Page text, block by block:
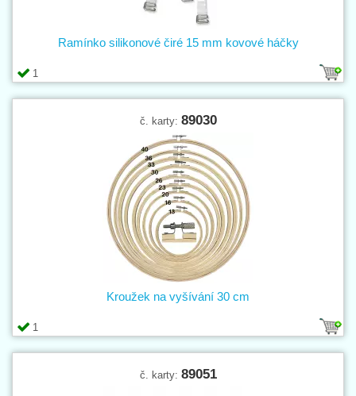
1
Ramínko silikonové čiré 15 mm kovové háčky
č. karty: 89030
1
Kroužek na vyšívání 30 cm
č. karty: 89051